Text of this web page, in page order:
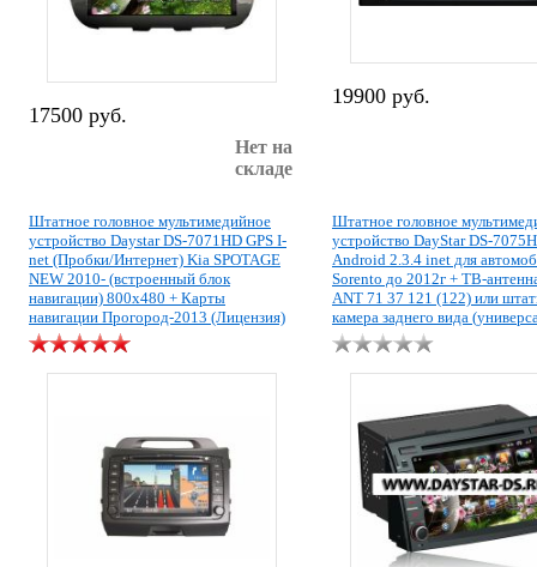
17500 руб.
Нет на
складе
19900 руб.
Штатное головное мультимедийное
устройство Daystar DS-7071HD GPS I-
net (Пробки/Интернет) Kia SPOTAGE
NEW 2010- (встроенный блок
навигации) 800х480 + Карты
навигации Прогород-2013 (Лицензия)
Штатное головное
устройство DayStar DS-
Android 2.3.4 inet для
Sorento до 2012г + ТВ-
ANT 71 37 121 (122) или
камера заднего вида